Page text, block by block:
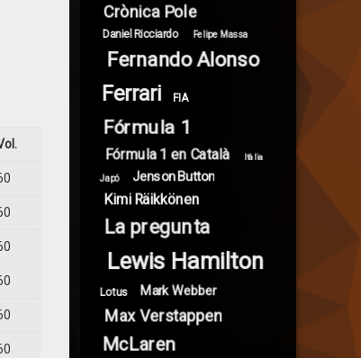
Crònica Pole
Daniel Ricciardo Felipe Massa
Fernando Alonso
Ferrari FIA
Fórmula 1
Fórmula 1 en Català Itàlia
Japó Jenson Button
Kimi Räikkönen
La pregunta
Lewis Hamilton
Lotus Mark Webber
Max Verstappen
McLaren